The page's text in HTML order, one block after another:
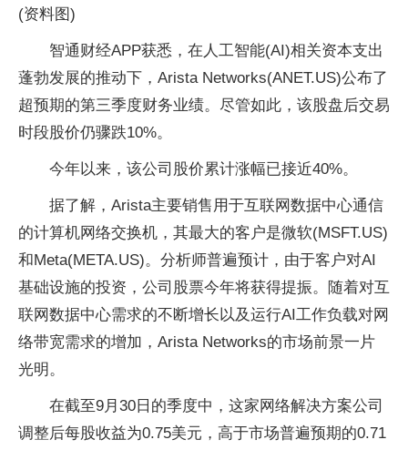
(资料图)
智通财经APP获悉，在人工智能(AI)相关资本支出
蓬勃发展的推动下，Arista Networks(ANET.US)公布了
超预期的第三季度财务业绩。尽管如此，该股盘后交易
时段股价仍骤跌10%。
今年以来，该公司股价累计涨幅已接近40%。
据了解，Arista主要销售用于互联网数据中心通信
的计算机网络交换机，其最大的客户是微软(MSFT.US)
和Meta(META.US)。分析师普遍预计，由于客户对AI
基础设施的投资，公司股票今年将获得提振。随着对互
联网数据中心需求的不断增长以及运行AI工作负载对网
络带宽需求的增加，Arista Networks的市场前景一片
光明。
在截至9月30日的季度中，这家网络解决方案公司
调整后每股收益为0.75美元，高于市场普遍预期的0.71